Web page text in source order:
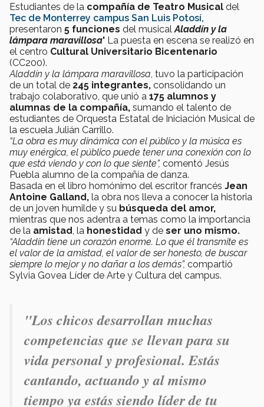
Estudiantes de la compañía de Teatro Musical del
Tec de Monterrey campus San Luis Potosí,
presentaron 5 funciones del musical Aladdín y la
lámpara maravillosa' La puesta en escena se realizó en
el centro Cultural Universitario Bicentenario
(CC200).
Aladdín y la lámpara maravillosa , tuvo la participación
de un total de 245 integrantes, consolidando un
trabajo colaborativo, que unió a 175 alumnos y
alumnas de la compañía, sumando el talento de
estudiantes de Orquesta Estatal de Iniciación Musical de
la escuela Julián Carrillo.
“La obra es muy dinámica con el público y la música es
muy enérgica, el público puede tener una conexión con lo
que está viendo y con lo que siente”, comentó Jesús
Puebla alumno de la compañía de danza.
Basada en el libro homónimo del escritor francés Jean
Antoine Galland, la obra nos lleva a conocer la historia
de un joven humilde y su búsqueda del amor,
mientras que nos adentra a temas como la importancia
de la amistad , la honestidad y de ser uno mismo.
“Aladdín tiene un corazón enorme. Lo que él transmite es
el valor de la amistad, el valor de ser honesto, de buscar
siempre lo mejor y no dañar a los demás”, compartió
Sylvia Govea Líder de Arte y Cultura del campus.
"Los chicos desarrollan muchas
competencias que se llevan para su
vida personal y profesional. Estás
cantando, actuando y al mismo
tiempo ya estás siendo líder de tu